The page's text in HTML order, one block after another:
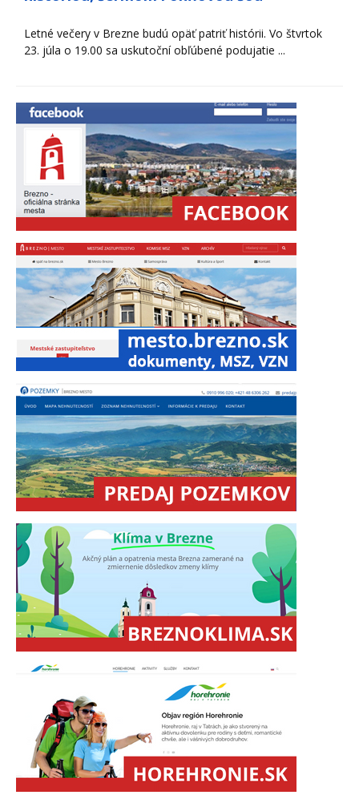
Letné večery v Brezne budú opäť patriť histórii. Vo štvrtok
23. júla o 19.00 sa uskutoční obľúbené podujatie ...